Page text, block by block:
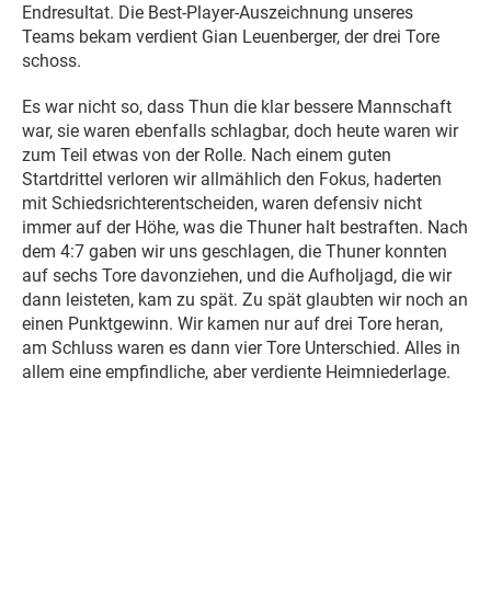
Endresultat. Die Best-Player-Auszeichnung unseres
Teams bekam verdient Gian Leuenberger, der drei Tore
schoss.
Es war nicht so, dass Thun die klar bessere Mannschaft
war, sie waren ebenfalls schlagbar, doch heute waren wir
zum Teil etwas von der Rolle. Nach einem guten
Startdrittel verloren wir allmählich den Fokus, haderten
mit Schiedsrichterentscheiden, waren defensiv nicht
immer auf der Höhe, was die Thuner halt bestraften. Nach
dem 4:7 gaben wir uns geschlagen, die Thuner konnten
auf sechs Tore davonziehen, und die Aufholjagd, die wir
dann leisteten, kam zu spät. Zu spät glaubten wir noch an
einen Punktgewinn. Wir kamen nur auf drei Tore heran,
am Schluss waren es dann vier Tore Unterschied. Alles in
allem eine empfindliche, aber verdiente Heimniederlage.